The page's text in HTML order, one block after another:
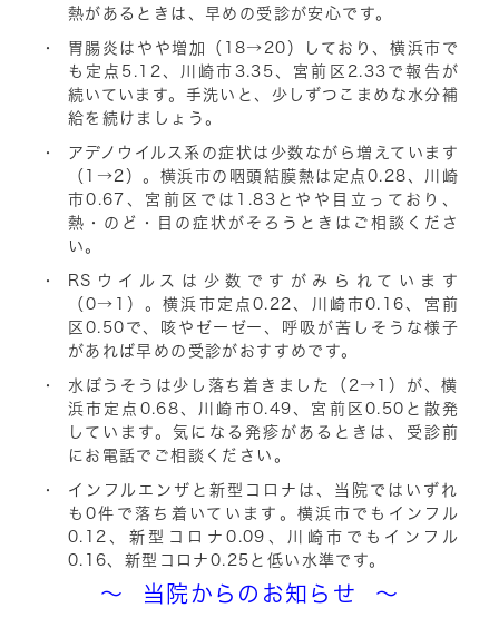
熱があるときは、早めの受診が安心です。
胃腸炎はやや増加（18→20）
しており、横浜市で
も 定点5.12、川崎市 3.35、宮前区 2.33 で報告が
続いています。 手洗いと、少しずつこまめな水分補
給を続けましょう。
アデノウイルス系の症状は少数ながら増えています
（1→2） 。横浜市の 咽頭結膜熱は定点0.28、川崎
市0.67 、宮前区では 1.83 とやや目立っており、
熱・のど・目の症状がそろうときはご相談くださ
い。
RSウイルスは少数ですがみられています
（0→1） 。横浜市 定点0.22、川崎市0.16、宮前
区 0.50 で、
咳やゼーゼー、呼吸が苦しそうな様子
があれば早めの受診がおすすめです。
水ぼうそうは少し落ち着きました（2→1） が、横
浜市 定点0.68、川崎市0.49、宮前区 0.50 と散発
しています。気になる発疹があるときは、受診前
にお電話でご相談ください。
インフルエンザと新型コロナは、当院ではいずれ
も0件で落ち着いています 。横浜市でもインフル
0.12 、新型コロナ0.09 、川崎市でもインフル
0.16、新型コロナ 0.25 と低い水準です。
～ 当院からのお知らせ ～